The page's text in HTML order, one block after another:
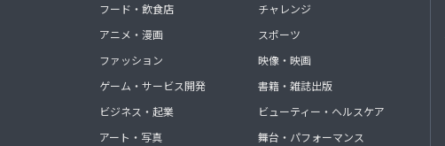
フード・飲食店
アニメ・漫画
ファッション
ゲーム・サービス開発
ビジネス・起業
アート・写真
チャレンジ
スポーツ
映像・映画
書籍・雑誌出版
ビューティー・ヘルスケア
舞台・パフォーマンス